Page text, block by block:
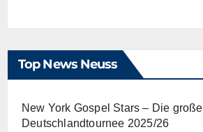
Top News Neuss
New York Gospel Stars – Die große
Deutschlandtournee 2025/26